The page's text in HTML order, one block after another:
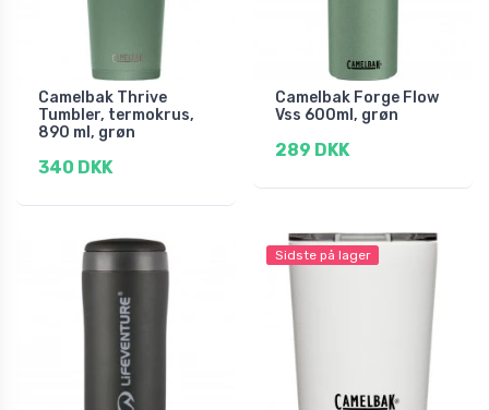
Camelbak Thrive
Tumbler, termokrus,
890 ml, grøn
340 DKK
Camelbak Forge Flow
Vss 600ml, grøn
289 DKK
Sidste på lager